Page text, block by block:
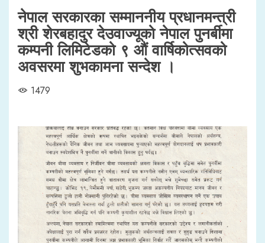
नेपाल सरकारका सम्माननीय प्रधानमन्त्री
श्री शेरबहादुर देउवाज्यूको नेपाल पुनर्बीमा
कम्पनी लिमिटेडको ९ औं वार्षिकोत्सवको
अवसरमा शुभकामना सन्देश ।
1479